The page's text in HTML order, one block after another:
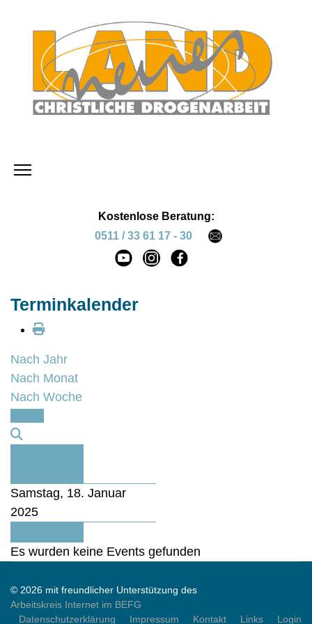
Kostenlose Beratung:
0511 / 33 61 17 - 30
Terminkalender
Nach Jahr
Nach Monat
Nach Woche
Samstag, 18. Januar
2025
Es wurden keine Events gefunden
© 2026 mit freundlicher Unterstützung des
Arbeitskreis Internet im BEFG
Datenschutzerklärung
Impressum Kontakt Links Login